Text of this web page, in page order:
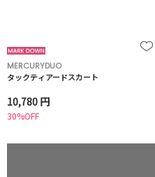
MERCURYDUO
タックティアードスカート
10,780 円
30%OFF